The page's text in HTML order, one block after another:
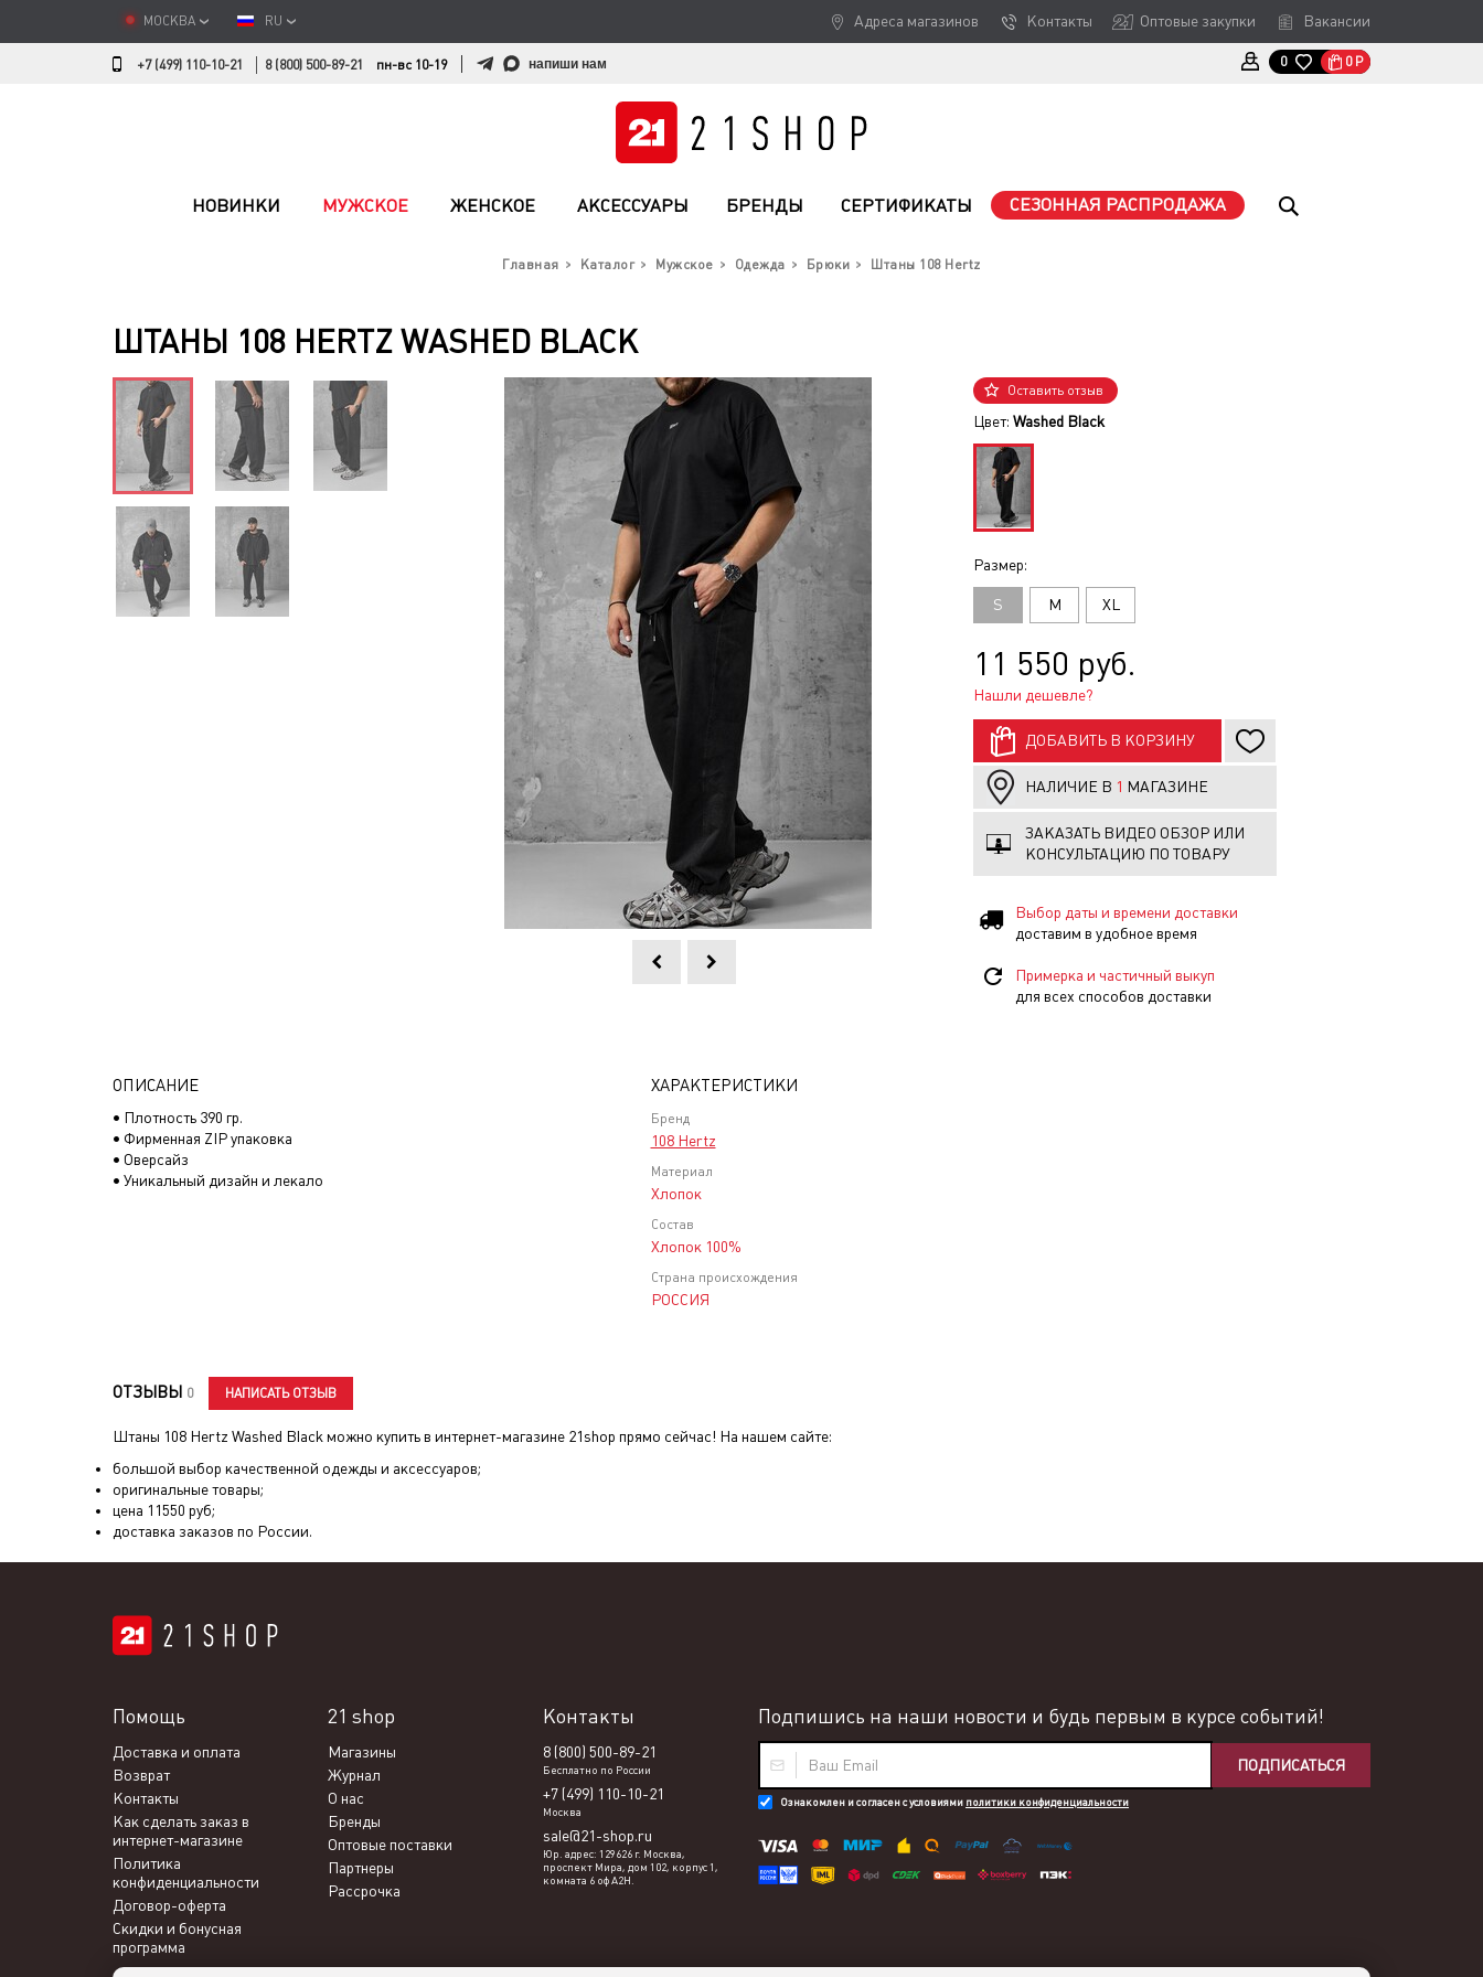
МОСКВА RU Адреса магазинов Контакты Оптовые закупки Вакансии
+7 (499) 110-10-21 8 (800) 500-89-21 пн-вс 10-19 напиши нам 0 0 Р
НОВИНКИ МУЖСКОЕ ЖЕНСКОЕ АКСЕССУАРЫ БРЕНДЫ СЕРТИФИКАТЫ СЕЗОННАЯ РАСПРОДАЖА
Главная Каталог Мужское Одежда Брюки Штаны 108 Hertz
ШТАНЫ 108 HERTZ WASHED BLACK
Оставить отзыв
Цвет: Washed Black
Размер:
S M XL
11 550 руб.
Нашли дешевле?
ДОБАВИТЬ В КОРЗИНУ
НАЛИЧИЕ В 1 МАГАЗИНЕ
ЗАКАЗАТЬ ВИДЕО ОБЗОР ИЛИ
КОНСУЛЬТАЦИЮ ПО ТОВАРУ
Выбор даты и времени доставки
доставим в удобное время
Примерка и частичный выкуп
для всех способов доставки
ОПИСАНИЕ
• Плотность 390 гр.
• Фирменная ZIP упаковка
• Оверсайз
• Уникальный дизайн и лекало
ХАРАКТЕРИСТИКИ
Бренд
108 Hertz
Материал
Хлопок
Состав
Хлопок 100%
Страна происхождения
РОССИЯ
ОТЗЫВЫ 0 НАПИСАТЬ ОТЗЫВ
Штаны 108 Hertz Washed Black можно купить в интернет-магазине 21shop прямо сейчас! На нашем сайте:
большой выбор качественной одежды и аксессуаров;
оригинальные товары;
цена 11550 руб;
доставка заказов по России.
Подпишись на наши новости и будь первым в курсе событий!
ПОДПИСАТЬСЯ
Ознакомлен и согласен с условиями политики конфиденциальности
21 shop
Магазины
Журнал
О нас
Бренды
Оптовые поставки
Партнеры
Рассрочка
Помощь
Доставка и оплата
Возврат
Контакты
Как сделать заказ в
интернет-магазине
Политика
конфиденциальности
Договор-оферта
Скидки и бонусная
программа
Контакты
8 (800) 500-89-21
Бесплатно по России
+7 (499) 110-10-21
Москва
sale@21-shop.ru
Юр. адрес: 129626 г. Москва,
проспект Мира, дом 102, корпус 1,
комната 6 оф А2Н.